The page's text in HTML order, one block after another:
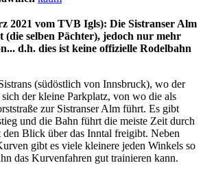
2021 vom TVB Igls): Die Sistranser Alm
(die selben Pächter), jedoch nur mehr
d.h. dies ist keine offizielle Rodelbahn
(südöstlich von Innsbruck), wo der
der kleine Parkplatz, von wo die als
zur Sistranser Alm führt. Es gibt
und die Bahn führt die meiste Zeit durch
Blick über das Inntal freigibt. Neben
gibt es viele kleinere jeden Winkels so
das Kurvenfahren gut trainieren kann.